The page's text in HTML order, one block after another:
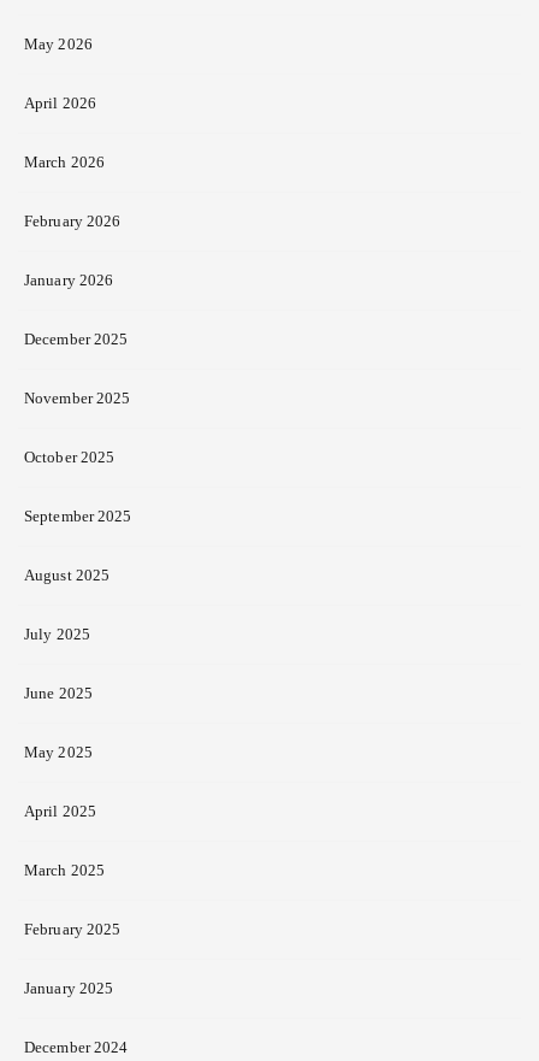
May 2026
April 2026
March 2026
February 2026
January 2026
December 2025
November 2025
October 2025
September 2025
August 2025
July 2025
June 2025
May 2025
April 2025
March 2025
February 2025
January 2025
December 2024